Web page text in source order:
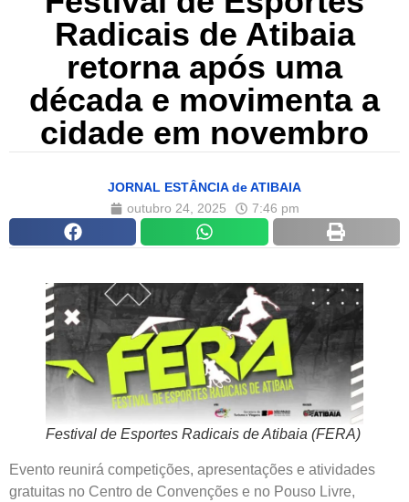
Radicais de Atibaia
retorna após uma
década e movimenta a
cidade em novembro
JORNAL ESTÂNCIA de ATIBAIA
outubro 24, 2025
7:46 pm
Festival de Esportes Radicais de Atibaia (FERA)
Evento reunirá competições, apresentações e atividades
gratuitas no Centro de Convenções e no Pouso Livre,